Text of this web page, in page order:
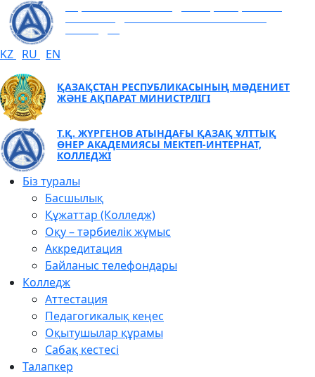
KZ RU EN
ҚАЗАҚСТАН РЕСПУБЛИКАСЫНЫҢ МӘДЕНИЕТ
ЖӘНЕ АҚПАРАТ МИНИСТРЛІГІ
Т.Қ. ЖҮРГЕНОВ АТЫНДАҒЫ ҚАЗАҚ ҰЛТТЫҚ
ӨНЕР АКАДЕМИЯСЫ МЕКТЕП-ИНТЕРНАТ,
КОЛЛЕДЖІ
Біз туралы
Басшылық
Құжаттар (Колледж)
Оқу – тәрбиелік жұмыс
Аккредитация
Байланыс телефондары
Колледж
Аттестация
Педагогикалық кеңес
Оқытушылар құрамы
Сабақ кестесі
Талапкер